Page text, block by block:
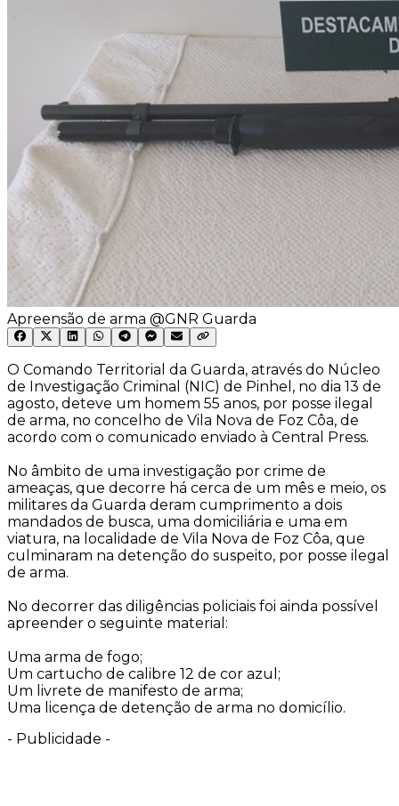
Apreensão de arma @GNR Guarda
O Comando Territorial da Guarda, através do Núcleo
de Investigação Criminal (NIC) de Pinhel, no dia 13 de
agosto, deteve um homem 55 anos, por posse ilegal
de arma, no concelho de Vila Nova de Foz Côa, de
acordo com o comunicado enviado à Central Press.
No âmbito de uma investigação por crime de
ameaças, que decorre há cerca de um mês e meio, os
militares da Guarda deram cumprimento a dois
mandados de busca, uma domiciliária e uma em
viatura, na localidade de Vila Nova de Foz Côa, que
culminaram na detenção do suspeito, por posse ilegal
de arma.
No decorrer das diligências policiais foi ainda possível
apreender o seguinte material:
Uma arma de fogo;
Um cartucho de calibre 12 de cor azul;
Um livrete de manifesto de arma;
Uma licença de detenção de arma no domicílio.
- Publicidade -